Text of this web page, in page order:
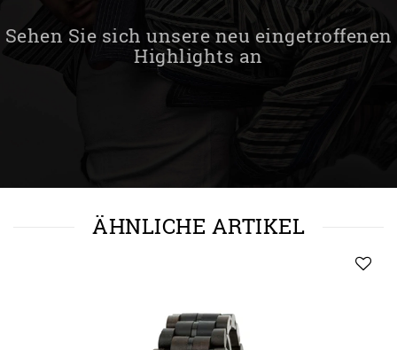
Sehen Sie sich unsere neu eingetroffenen
Highlights an
ÄHNLICHE ARTIKEL